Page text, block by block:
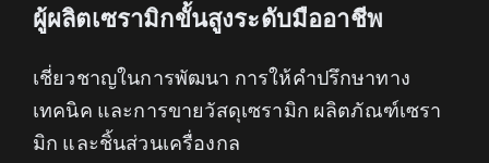
ผู้ผลิตเซรามิกขั้นสูงระดับมืออาชีพ
เชี่ยวชาญในการพัฒนา การให้คำปรึกษาทาง
เทคนิค และการขายวัสดุเซรามิก ผลิตภัณฑ์เซรา
มิก และชิ้นส่วนเครื่องกล